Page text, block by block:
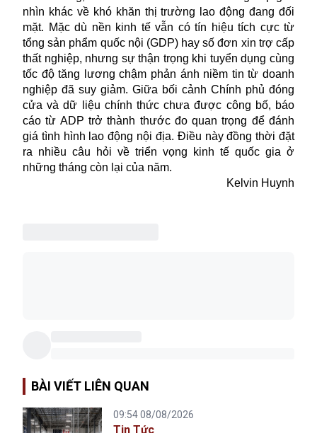
nhìn khác về khó khăn thị trường lao động đang đối
mặt. Mặc dù nền kinh tế vẫn có tín hiệu tích cực từ
tổng sản phẩm quốc nội (GDP) hay số đơn xin trợ cấp
thất nghiệp, nhưng sự thận trọng khi tuyển dụng cùng
tốc độ tăng lương chậm phản ánh niềm tin từ doanh
nghiệp đã suy giảm. Giữa bối cảnh Chính phủ đóng
cửa và dữ liệu chính thức chưa được công bố, báo
cáo từ ADP trở thành thước đo quan trọng để đánh
giá tình hình lao động nội địa. Điều này đồng thời đặt
ra nhiều câu hỏi về triển vọng kinh tế quốc gia ở
những tháng còn lại của năm.
Kelvin Huynh
BÀI VIẾT LIÊN QUAN
09:54 08/08/2026
Tin Tức